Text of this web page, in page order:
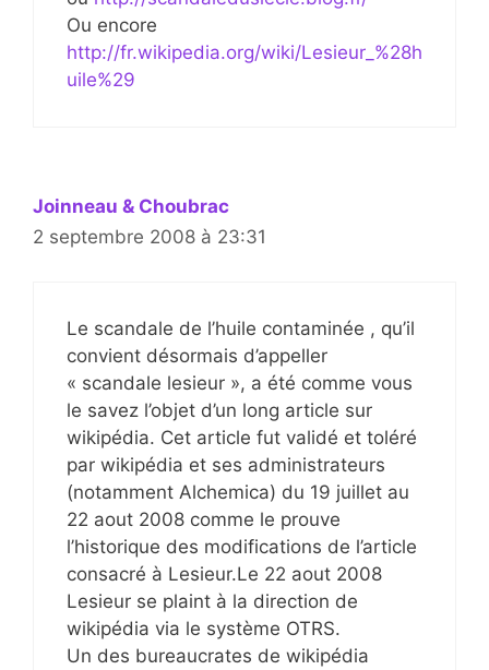
Ou encore
http://fr.wikipedia.org/wiki/Lesieur_%28h
uile%29
Joinneau & Choubrac
2 septembre 2008 à 23:31
Le scandale de l’huile contaminée , qu’il
convient désormais d’appeller
« scandale lesieur », a été comme vous
le savez l’objet d’un long article sur
wikipédia. Cet article fut validé et toléré
par wikipédia et ses administrateurs
(notamment Alchemica) du 19 juillet au
22 aout 2008 comme le prouve
l’historique des modifications de l’article
consacré à Lesieur.Le 22 aout 2008
Lesieur se plaint à la direction de
wikipédia via le système OTRS.
Un des bureaucrates de wikipédia